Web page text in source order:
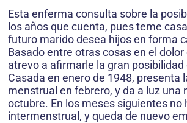
Esta enferma consulta sobre la
los años que cuenta, pues teme
futuro marido desea hijos en forma
Basado entre otras cosas en el
atrevo a afirmarle la gran
Casada en enero de 1948, presenta
menstrual en febrero, y da a luz una
octubre. En los meses siguientes no
intermenstrual, y queda de nuevo